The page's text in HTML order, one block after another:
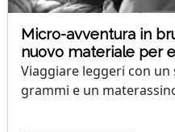
Micro-avventura in
nuovo materiale per
Viaggiare leggeri con un
grammi e un